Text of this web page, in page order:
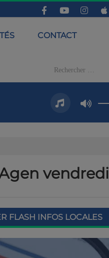
CONTACT
vendredi
FLASH INFOS LOCALES